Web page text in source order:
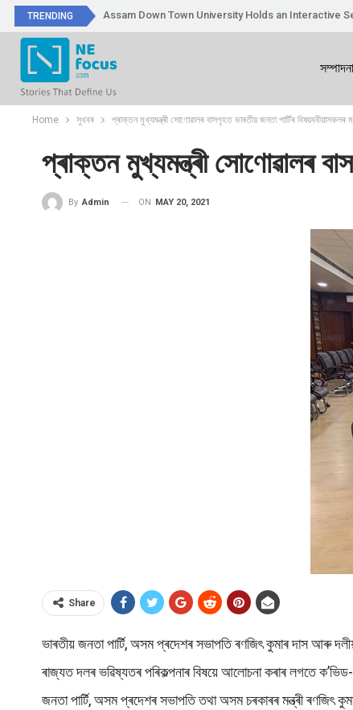
TRENDING Assam Down Town University Holds an Interactive
Home সুখবৰ প্ৰাক্তন মুখ্যমন্ত্ৰী সোণোৱালৰ বাসগৃহত ভাৰতীয় জনতা পাৰ্টিৰ বিষয়ববীয়াসকলৰ
প্ৰাক্তন মুখ্যমন্ত্ৰী সোণোৱালৰ
By Admin ON MAY 20, 2021
Share
ভাৰতীয় জনতা পাৰ্টি, অসম প্ৰদেশৰ সভাপতি ৰণজিৎ কুমাৰ দাস আৰু
ৰাজ্যত দলৰ ভৱিষ্যতৰ পৰিকল্পনাৰ বিষয়ে আলোচনা কৰাৰ লগতে
জনতা পাৰ্টি, অসম প্ৰদেশৰ সভাপতি তথা অসম চৰকাৰৰ মন্ত্ৰী ৰণজিৎ